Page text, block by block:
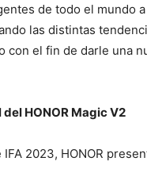
de todo el mundo
las distintas
con el fin de darle una
HONOR Magic V2
IFA 2023, HONOR